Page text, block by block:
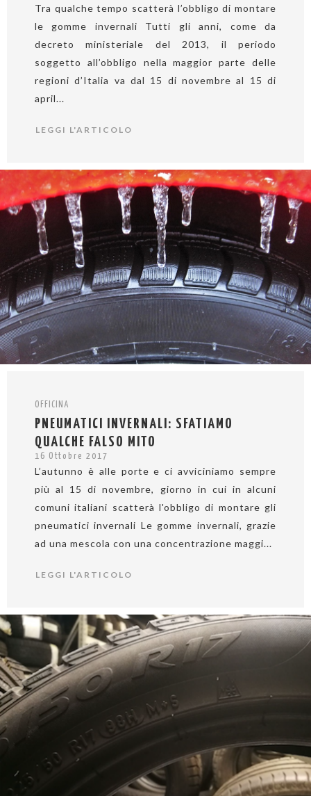
Tra qualche tempo scatterà l’obbligo di montare
le gomme invernali Tutti gli anni, come da
decreto ministeriale del 2013, il periodo
soggetto all’obbligo nella maggior parte delle
regioni d’Italia va dal 15 di novembre al 15 di
april...
LEGGI L'ARTICOLO
OFFICINA
PNEUMATICI INVERNALI: SFATIAMO
QUALCHE FALSO MITO
16 Ottobre 2017
L’autunno è alle porte e ci avviciniamo sempre
più al 15 di novembre, giorno in cui in alcuni
comuni italiani scatterà l'obbligo di montare gli
pneumatici invernali Le gomme invernali, grazie
ad una mescola con una concentrazione maggi...
LEGGI L'ARTICOLO